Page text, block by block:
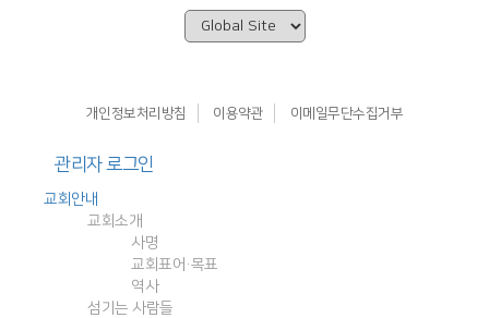
개인정보처리방침 이용약관 이메일무단수집거부
관리자 로그인
교회안내
교회소개
사명
교회표어·목표
역사
섬기는 사람들